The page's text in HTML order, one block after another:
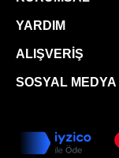
YARDIM
ALIŞVERIŞ
SOSYAL MEDYA